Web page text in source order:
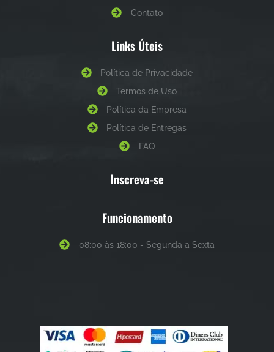
Contato
Links Úteis
Política de Privacidade
Termos de Uso
Política da Empresa
Política de Entregas
FAQ
Inscreva-se
Funcionamento
08:00 às 18:00 - Segunda a Sexta